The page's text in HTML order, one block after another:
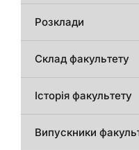
Розклади
Склад факультету
Історія факультету
Випускники